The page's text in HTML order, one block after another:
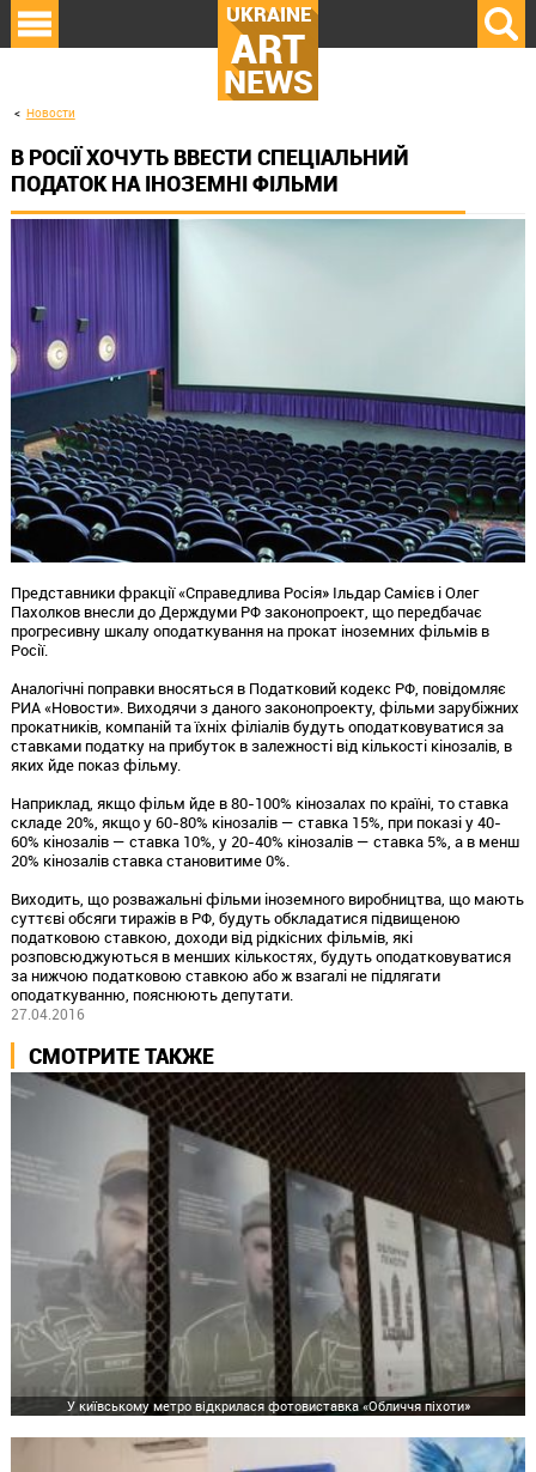
UKRAINE
ART
NEWS
Новости
В РОСІЇ ХОЧУТЬ ВВЕСТИ СПЕЦІАЛЬНИЙ
ПОДАТОК НА ІНОЗЕМНІ ФІЛЬМИ
Представники фракції «Справедлива Росія» Ільдар Самієв і Олег
Пахолков внесли до Держдуми РФ законопроект, що передбачає
прогресивну шкалу оподаткування на прокат іноземних фільмів в
Росії.
Аналогічні поправки вносяться в Податковий кодекс РФ, повідомляє
РИА «Новости». Виходячи з даного законопроекту, фільми зарубіжних
прокатників, компаній та їхніх філіалів будуть оподатковуватися за
ставками податку на прибуток в залежності від кількості кінозалів, в
яких йде показ фільму.
Наприклад, якщо фільм йде в 80-100% кінозалах по країні, то ставка
складе 20%, якщо у 60-80% кінозалів — ставка 15%, при показі у 40-
60% кінозалів — ставка 10%, у 20-40% кінозалів — ставка 5%, а в менш
20% кінозалів ставка становитиме 0%.
Виходить, що розважальні фільми іноземного виробництва, що мають
суттєві обсяги тиражів в РФ, будуть обкладатися підвищеною
податковою ставкою, доходи від рідкісних фільмів, які
розповсюджуються в менших кількостях, будуть оподатковуватися
за нижчою податковою ставкою або ж взагалі не підлягати
оподаткуванню, пояснюють депутати.
27.04.2016
СМОТРИТЕ ТАКЖЕ
У київському метро відкрилася фотовиставка «Обличчя піхоти»